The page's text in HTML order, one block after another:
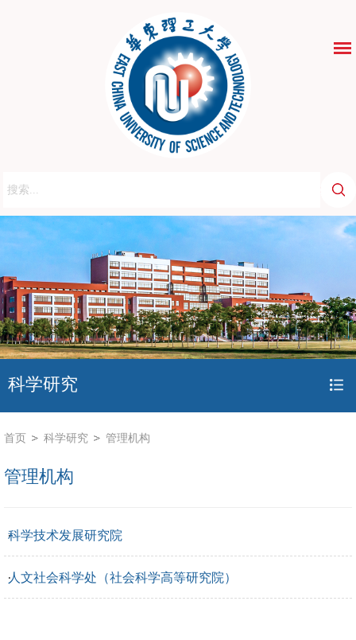
ENGLISH
科学研究
首页 科学研究 管理机构
管理机构
科学技术发展研究院
人文社会科学处（社会科学高等研究院）